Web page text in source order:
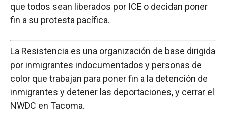
que todos sean liberados por ICE o decidan poner
fin a su protesta pacífica.
La Resistencia es una organización de base dirigida
por inmigrantes indocumentados y personas de
color que trabajan para poner fin a la detención de
inmigrantes y detener las deportaciones, y cerrar el
NWDC en Tacoma.